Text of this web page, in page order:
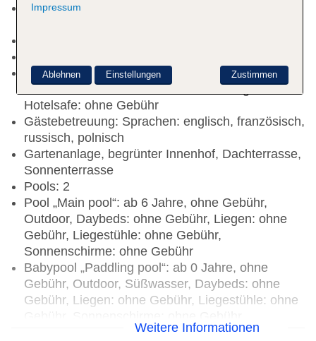
Late Check-out: gegen Gebühr, Anfrage &
Rezeption: täglich, Sprachen: englisch,
französisch, russisch, Geldwechsel möglich,
Hotelsafe: ohne Gebühr
Gästebetreuung: Sprachen: englisch, französisch,
russisch, polnisch
Gartenanlage, begrünter Innenhof, Dachterrasse,
Sonnenterrasse
Pools: 2
Pool „Main pool“: ab 6 Jahre, ohne Gebühr,
Outdoor, Daybeds: ohne Gebühr, Liegen: ohne
Gebühr, Liegestühle: ohne Gebühr,
Sonnenschirme: ohne Gebühr
Babypool „Paddling pool“: ab 0 Jahre, ohne
Gebühr, Outdoor, Süßwasser, Daybeds: ohne
Gebühr, Liegen: ohne Gebühr, Liegestühle: ohne
Badetücher: ohne GebührWeitere Informationen
Impressum
Zustimmen
Ablehnen Einstellungen